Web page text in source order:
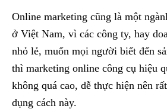
Online marketing cũng là một
ở Việt Nam, vì các công ty, hay
nhỏ lẻ, muốn mọi người biết đến
thì marketing online công cụ hiệu
không quá cao, dễ thực hiện nên
dụng cách này.